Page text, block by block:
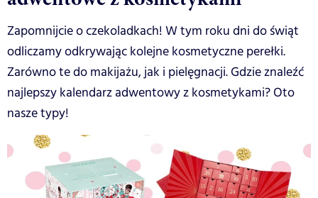
Zapomnijcie o czekoladkach! W tym roku dni do świąt
odliczamy odkrywając kolejne kosmetyczne perełki.
Zarówno te do makijażu, jak i pielęgnacji. Gdzie znaleźć
najlepszy kalendarz adwentowy z kosmetykami? Oto
nasze typy!